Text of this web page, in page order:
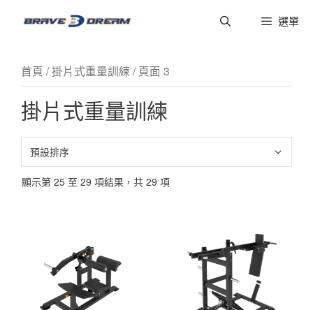
選單
首頁 /掛片式重量訓練 / 頁面 3
掛片式重量訓練
顯示第 25 至 29 項結果，共 29 項